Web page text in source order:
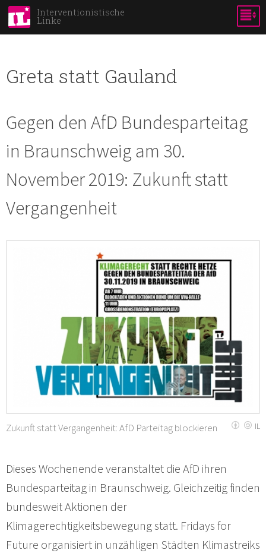
Skip to
content
Interventionistische
Linke
Greta statt Gauland
Gegen den AfD Bundesparteitag
in Braunschweig am 30.
November 2019: Zukunft statt
Vergangenheit
Zukunft statt Vergangenheit: AfD Parteitag blockieren IL
Dieses Wochenende veranstaltet die AfD ihren
Bundesparteitag in Braunschweig. Gleichzeitig finden
bundesweit Aktionen der
Klimagerechtigkeitsbewegung statt. Fridays for
Future organisiert in unzähligen Städten Klimastreiks